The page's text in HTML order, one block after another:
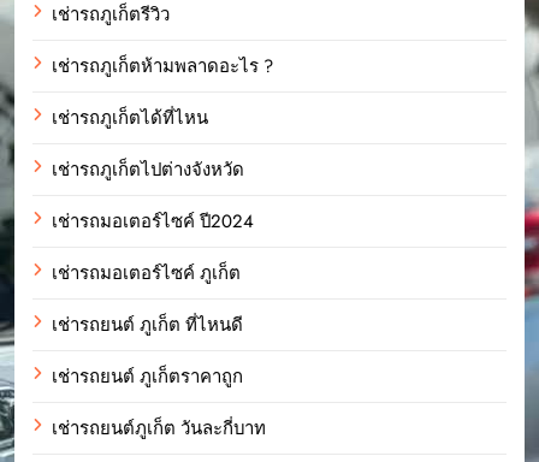
เช่ารถภูเก็ตรีวิว
เช่ารถภูเก็ตห้ามพลาดอะไร ?
เช่ารถภูเก็ตได้ที่ไหน
เช่ารถภูเก็ตไปต่างจังหวัด
เช่ารถมอเตอร์ไซค์ ปี2024
เช่ารถมอเตอร์ไซค์ ภูเก็ต
เช่ารถยนต์ ภูเก็ต ที่ไหนดี
เช่ารถยนต์ ภูเก็ตราคาถูก
เช่ารถยนต์ภูเก็ต วันละกี่บาท